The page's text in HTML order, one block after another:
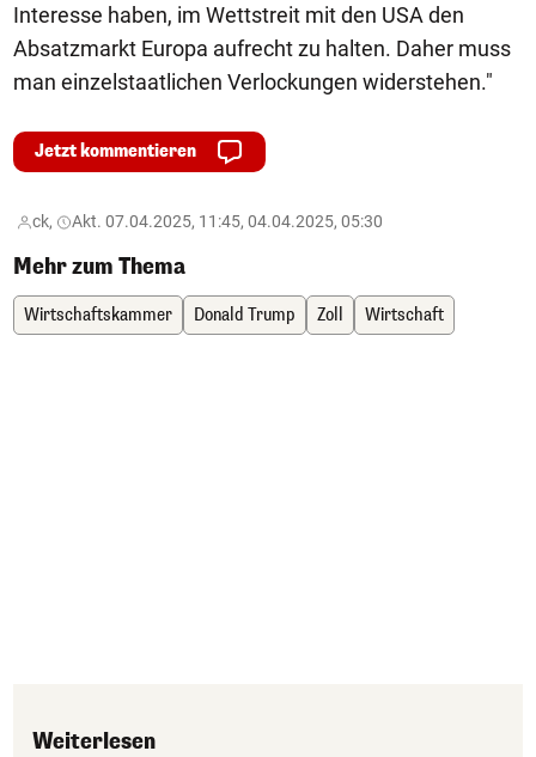
Interesse haben, im Wettstreit mit den USA den
Absatzmarkt Europa aufrecht zu halten. Daher muss
man einzelstaatlichen Verlockungen widerstehen."
Jetzt kommentieren
ck, Akt. 07.04.2025, 11:45, 04.04.2025, 05:30
Mehr zum Thema
Wirtschaftskammer Donald Trump Zoll Wirtschaft
Weiterlesen